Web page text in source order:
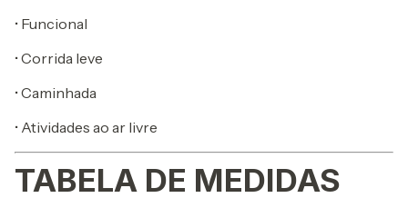
• Funcional
• Corrida leve
• Caminhada
• Atividades ao ar livre
TABELA DE MEDIDAS